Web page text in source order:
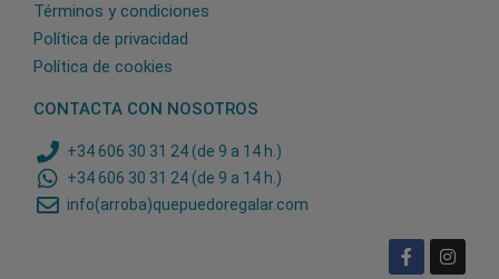
Términos y condiciones
Política de privacidad
Política de cookies
CONTACTA CON NOSOTROS
+34 606 30 31 24 (de 9 a 14 h.)
+34 606 30 31 24 (de 9 a 14 h.)
info(arroba)quepuedoregalar.com